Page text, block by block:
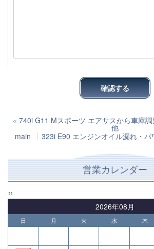
« 740i G11 Mスポーツ エアサスから車庫調
他
main
323i E90 エンジンオイル漏れ・
営業カレンダー
«
2026年08月
日 月 火 水 木